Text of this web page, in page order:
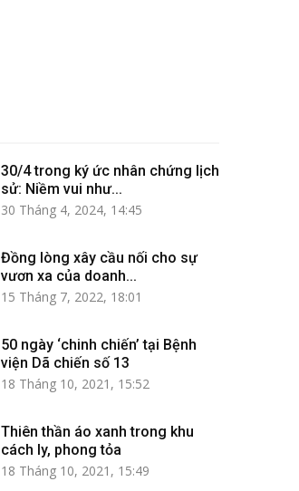
30/4 trong ký ức nhân chứng lịch
sử: Niềm vui như...
30 Tháng 4, 2024, 14:45
Đồng lòng xây cầu nối cho sự
vươn xa của doanh...
15 Tháng 7, 2022, 18:01
50 ngày ‘chinh chiến’ tại Bệnh
viện Dã chiến số 13
18 Tháng 10, 2021, 15:52
Thiên thần áo xanh trong khu
cách ly, phong tỏa
18 Tháng 10, 2021, 15:49